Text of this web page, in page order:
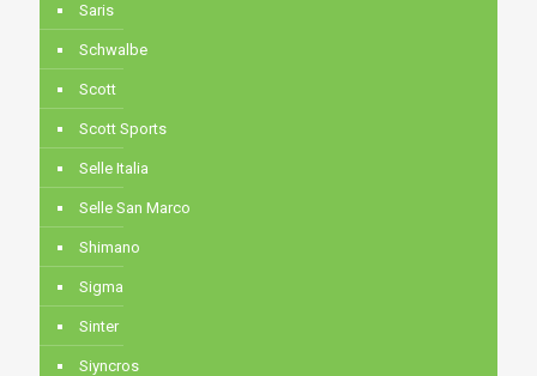
Saris
Schwalbe
Scott
Scott Sports
Selle Italia
Selle San Marco
Shimano
Sigma
Sinter
Siyncros